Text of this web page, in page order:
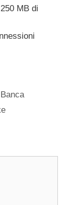
MB di